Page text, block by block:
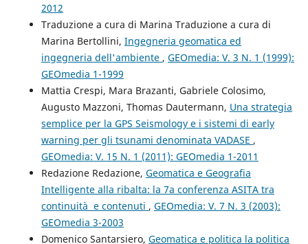
2012
Traduzione a cura di Marina Traduzione a cura di
Marina Bertollini, Ingegneria geomatica ed
ingegneria dell'ambiente , GEOmedia: V. 3 N. 1 (1999):
GEOmedia 1-1999
Mattia Crespi, Mara Brazanti, Gabriele Colosimo,
Augusto Mazzoni, Thomas Dautermann, Una strategia
semplice per la GPS Seismology e i sistemi di early
warning per gli tsunami denominata VADASE ,
GEOmedia: V. 15 N. 1 (2011): GEOmedia 1-2011
Redazione Redazione, Geomatica e Geografia
Intelligente alla ribalta: la 7a conferenza ASITA tra
continuità e contenuti , GEOmedia: V. 7 N. 3 (2003):
GEOmedia 3-2003
Domenico Santarsiero, Geomatica e politica la politica